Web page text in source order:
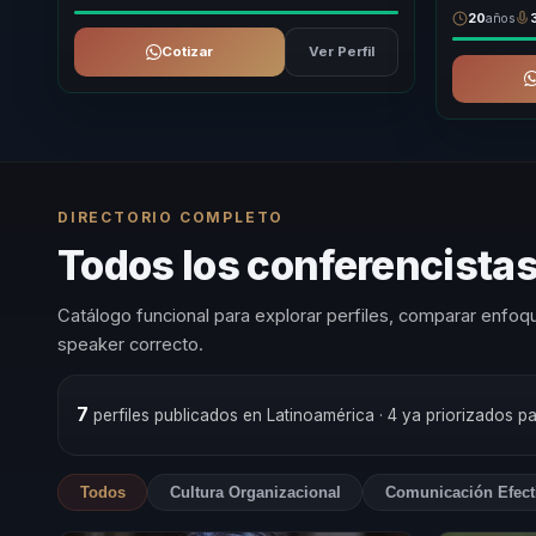
Cotizar Ver Perfil
20años
DIRECTORIO COMPLETO
Todos los
Catálogo funcional para explorar perfiles, comparar
speaker correcto.
7 perfiles publicados en Latinoamérica · 4 ya priorizados
Todos Cultura Organizacional Comunicación